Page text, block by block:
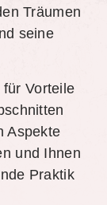
Träumen
seine
Vorteile
Aspekte
und Ihnen
Praktik